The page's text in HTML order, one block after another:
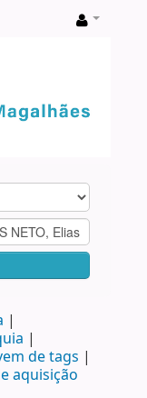
de tags
aquisição